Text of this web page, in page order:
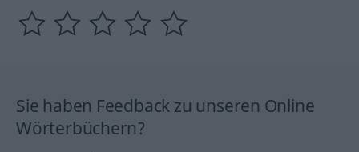
Sie haben Feedback zu unseren Online
Wörterbüchern?